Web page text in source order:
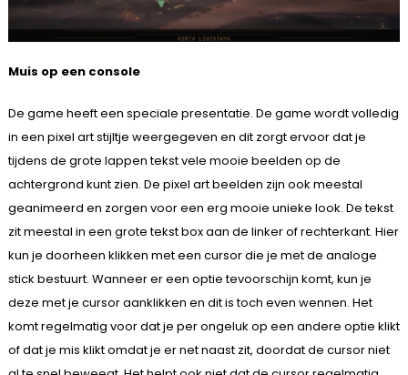
Muis op een console
De game heeft een speciale presentatie. De game wordt volledig
in een pixel art stijltje weergegeven en dit zorgt ervoor dat je
tijdens de grote lappen tekst vele mooie beelden op de
achtergrond kunt zien. De pixel art beelden zijn ook meestal
geanimeerd en zorgen voor een erg mooie unieke look. De tekst
zit meestal in een grote tekst box aan de linker of rechterkant. Hier
kun je doorheen klikken met een cursor die je met de analoge
stick bestuurt. Wanneer er een optie tevoorschijn komt, kun je
deze met je cursor aanklikken en dit is toch even wennen. Het
komt regelmatig voor dat je per ongeluk op een andere optie klikt
of dat je mis klikt omdat je er net naast zit, doordat de cursor niet